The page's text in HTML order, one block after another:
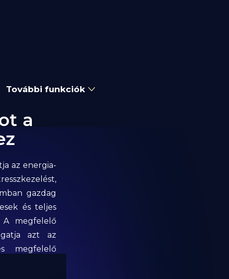
További funkciók
a
az energia-
gazdag
és teljes
A megfelelő
azt az
megfelelő